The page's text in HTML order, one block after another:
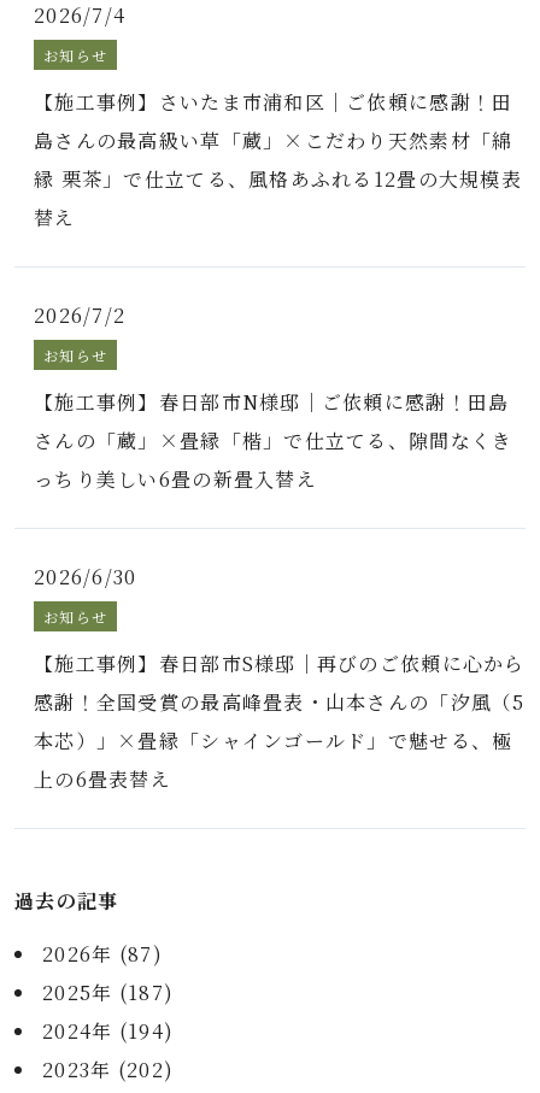
2026/7/4
お知らせ
【施工事例】さいたま市浦和区｜ご依頼に感謝！田
島さんの最高級い草「蔵」×こだわり天然素材「綿
縁 栗茶」で仕立てる、風格あふれる12畳の大規模表
替え
2026/7/2
お知らせ
【施工事例】春日部市N様邸｜ご依頼に感謝！田島
さんの「蔵」×畳縁「楷」で仕立てる、隙間なくき
っちり美しい6畳の新畳入替え
2026/6/30
お知らせ
【施工事例】春日部市S様邸｜再びのご依頼に心から
感謝！全国受賞の最高峰畳表・山本さんの「汐風（5
本芯）」×畳縁「シャインゴールド」で魅せる、極
上の6畳表替え
過去の記事
2026年 (87)
2025年 (187)
2024年 (194)
2023年 (202)